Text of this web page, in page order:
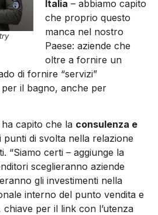
Italia – abbiamo capito
che proprio questo
manca nel nostro
Paese: aziende che
oltre a fornire un
di fornire “servizi”
il bagno, anche per
capito che la consulenza e
punti di svolta nella relazione
“Siamo certi – aggiunge la
sceglieranno aziende
gli investimenti nella
interno del punto vendita e
per il link con l’utenza